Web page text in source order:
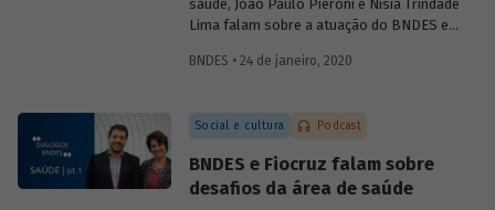
desafios relacionados ao
saúde, João Paulo Pieroni e Nísia Trindade
Lima falam sobre a atuação do BNDES e
instituições contribuem para a
chamado complexo industrial e de
BNDES • 24 de janeiro, 2020
Social e cultura Podcast
BNDES e Fiocruz falam sobre
desafios da área de saúde